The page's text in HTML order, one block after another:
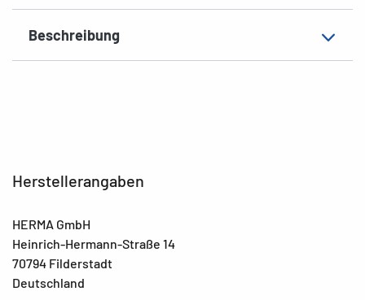
Beschreibung
Herstellerangaben
HERMA GmbH
Heinrich-Hermann-Straße 14
70794 Filderstadt
Deutschland